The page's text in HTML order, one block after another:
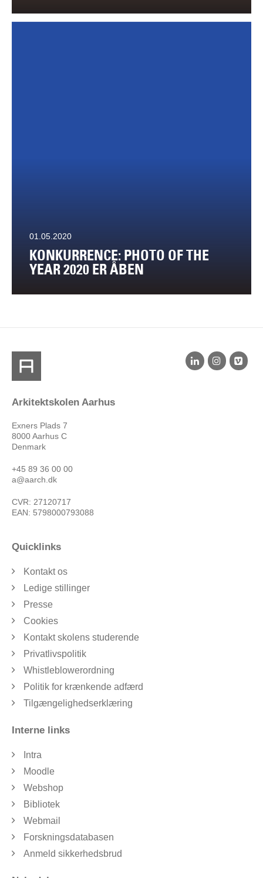
01.05.2020
KONKURRENCE: PHOTO OF THE
YEAR 2020 ER ÅBEN
Arkitektskolen Aarhus
Exners Plads 7
8000 Aarhus C
Denmark
+45 89 36 00 00
a@aarch.dk
CVR: 27120717
EAN: 5798000793088
Quicklinks
Kontakt os
Ledige stillinger
Presse
Cookies
Kontakt skolens studerende
Privatlivspolitik
Whistleblowerordning
Politik for krænkende adfærd
Tilgængelighedserklæring
Interne links
Intra
Moodle
Webshop
Bibliotek
Webmail
Forskningsdatabasen
Anmeld sikkerhedsbrud